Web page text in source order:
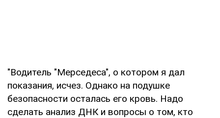
"Водитель "Мерседеса", о котором я дал
показания, исчез. Однако на подушке
безопасности осталась его кровь. Надо
сделать анализ ДНК и вопросы о том, кто